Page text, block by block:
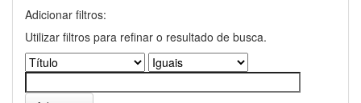
Adicionar filtros:
Utilizar filtros para refinar o resultado de busca.